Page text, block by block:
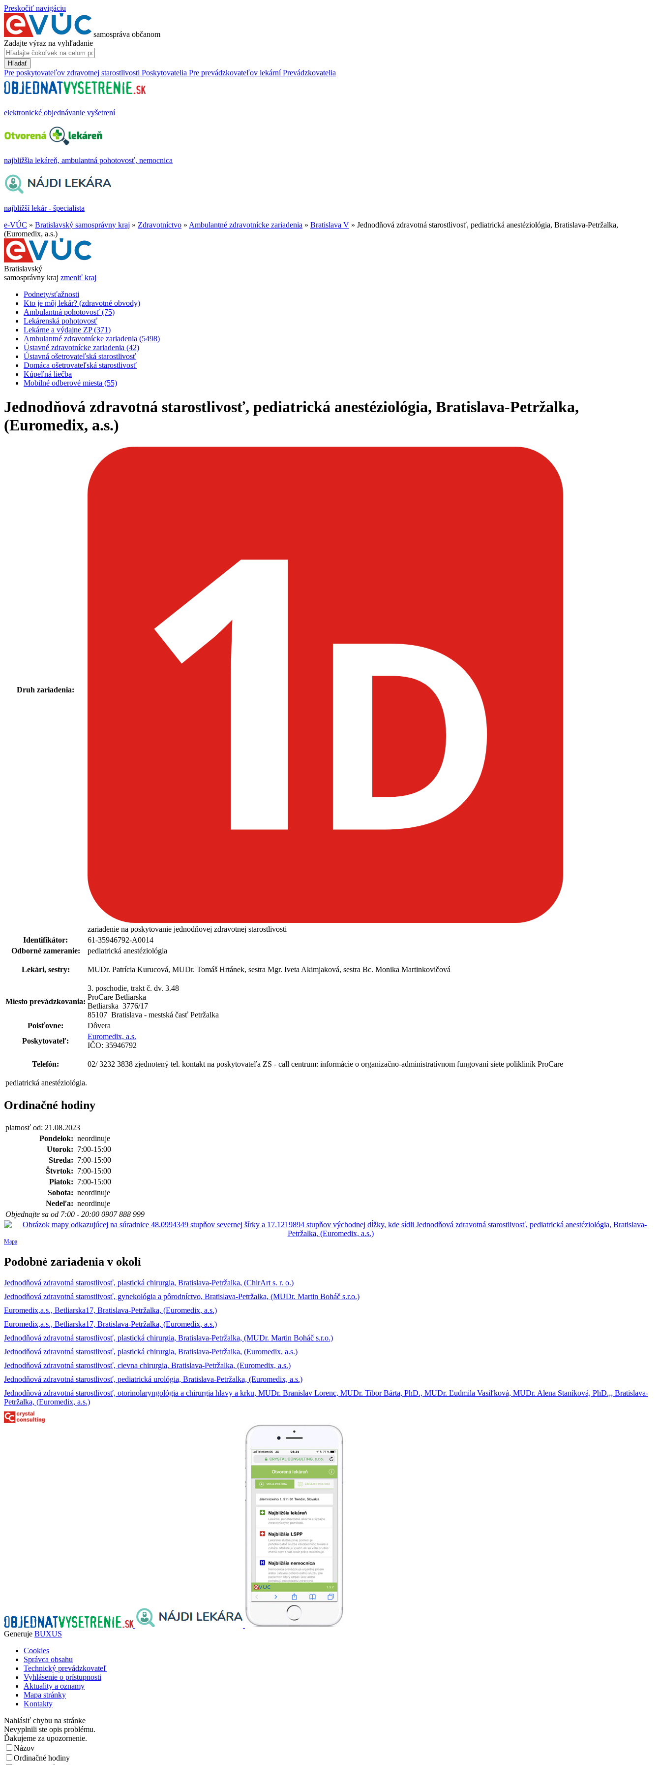
Preskočiť navigáciu
samospráva občanom
Zadajte výraz na vyhľadanie
Hľadať
Pre poskytovateľov zdravotnej starostlivosti Poskytovatelia Pre prevádzkovateľov lekární Prevádzkovatelia
elektronické objednávanie vyšetrení
najbližšia lekáreň, ambulantná pohotovosť, nemocnica
najbližší lekár - špecialista
e-VÚC » Bratislavský samosprávny kraj » Zdravotníctvo » Ambulantné zdravotnícke zariadenia » Bratislava V » Jednodňová zdravotná starostlivosť, pediatrická anestéziológia, Bratislava-Petržalka,
(Euromedix, a.s.)
Bratislavský
samosprávny kraj zmeniť kraj
Podnety/sťažnosti
Kto je môj lekár? (zdravotné obvody)
Ambulantná pohotovosť (75)
Lekárenská pohotovosť
Lekárne a výdajne ZP (371)
Ambulantné zdravotnícke zariadenia (5498)
Ústavné zdravotnícke zariadenia (42)
Ústavná ošetrovateľská starostlivosť
Domáca ošetrovateľská starostlivosť
Kúpeľná liečba
Mobilné odberové miesta (55)
Jednodňová zdravotná starostlivosť, pediatrická anestéziológia, Bratislava-Petržalka,
(Euromedix, a.s.)
Druh zariadenia:
zariadenie na poskytovanie jednodňovej zdravotnej starostlivosti
Identifikátor:
61-35946792-A0014
Odborné zameranie:
pediatrická anestéziológia
Lekári, sestry: MUDr. Patrícia Kurucová, MUDr. Tomáš Hrtánek, sestra Mgr. Iveta Akimjaková, sestra Bc. Monika Martinkovičová
Miesto prevádzkovania:
3. poschodie, trakt č. dv. 3.48
ProCare Betliarska
Betliarska 3776/17
85107 Bratislava - mestská časť Petržalka
Poisťovne:
Dôvera
Poskytovateľ:
Euromedix, a.s.
IČO: 35946792
Telefón: 02/ 3232 3838 zjednotený tel. kontakt na poskytovateľa ZS - call centrum: informácie o organizačno-administratívnom fungovaní siete polikliník ProCare
pediatrická anestéziológia.
Ordinačné hodiny
platnosť od: 21.08.2023
Pondelok: neordinuje
Utorok: 7:00-15:00
Streda: 7:00-15:00
Štvrtok: 7:00-15:00
Piatok: 7:00-15:00
Sobota: neordinuje
Nedeľa: neordinuje
Objednajte sa od 7:00 - 20:00 0907 888 999
Mapa
Podobné zariadenia v okolí
Jednodňová zdravotná starostlivosť, plastická chirurgia, Bratislava-Petržalka, (ChirArt s. r. o.)
Jednodňová zdravotná starostlivosť, gynekológia a pôrodníctvo, Bratislava-Petržalka, (MUDr. Martin Boháč s.r.o.)
Euromedix,a.s., Betliarska17, Bratislava-Petržalka, (Euromedix, a.s.)
Euromedix,a.s., Betliarska17, Bratislava-Petržalka, (Euromedix, a.s.)
Jednodňová zdravotná starostlivosť, plastická chirurgia, Bratislava-Petržalka, (MUDr. Martin Boháč s.r.o.)
Jednodňová zdravotná starostlivosť, plastická chirurgia, Bratislava-Petržalka, (Euromedix, a.s.)
Jednodňová zdravotná starostlivosť, cievna chirurgia, Bratislava-Petržalka, (Euromedix, a.s.)
Jednodňová zdravotná starostlivosť, pediatrická urológia, Bratislava-Petržalka, (Euromedix, a.s.)
Jednodňová zdravotná starostlivosť, otorinolaryngológia a chirurgia hlavy a krku, MUDr. Branislav Lorenc, MUDr. Tibor Bárta, PhD., MUDr. Ľudmila Vasiľková, MUDr. Alena Staníková, PhD.,, Bratislava-
Petržalka, (Euromedix, a.s.)
Generuje BUXUS
Cookies
Správca obsahu
Technický prevádzkovateľ
Vyhlásenie o prístupnosti
Aktuality a oznamy
Mapa stránky
Kontakty
Nahlásiť chybu na stránke
Nevyplnili ste opis problému.
Ďakujeme za upozornenie.
Názov
Ordinačné hodiny